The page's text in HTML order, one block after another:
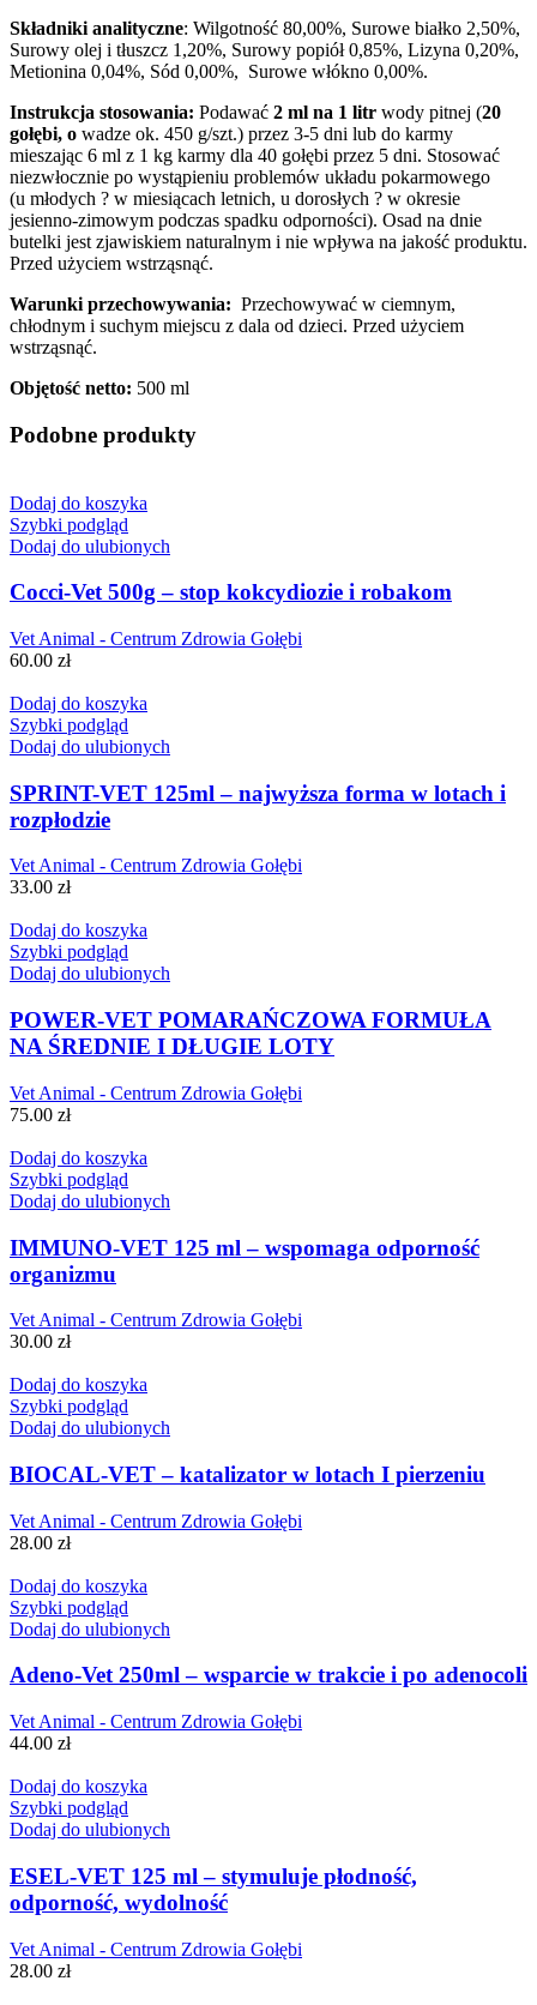
Składniki analityczne: Wilgotność 80,00%, Surowe białko 2,50%,
Surowy olej i tłuszcz 1,20%, Surowy popiół 0,85%, Lizyna 0,20%,
Metionina 0,04%, Sód 0,00%, Surowe włókno 0,00%.
Instrukcja stosowania: Podawać 2 ml na 1 litr wody pitnej (20
gołębi, o wadze ok. 450 g/szt.) przez 3-5 dni lub do karmy
mieszając 6 ml z 1 kg karmy dla 40 gołębi przez 5 dni. Stosować
niezwłocznie po wystąpieniu problemów układu pokarmowego
(u młodych ? w miesiącach letnich, u dorosłych ? w okresie
jesienno-zimowym podczas spadku odporności). Osad na dnie
butelki jest zjawiskiem naturalnym i nie wpływa na jakość produktu.
Przed użyciem wstrząsnąć.
Warunki przechowywania: Przechowywać w ciemnym,
chłodnym i suchym miejscu z dala od dzieci. Przed użyciem
wstrząsnąć.
Objętość netto: 500 ml
Podobne produkty
Dodaj do koszyka
Szybki podgląd
Dodaj do ulubionych
Cocci-Vet 500g – stop kokcydiozie i robakom
Vet Animal - Centrum Zdrowia Gołębi
60.00 zł
Dodaj do koszyka
Szybki podgląd
Dodaj do ulubionych
SPRINT-VET 125ml – najwyższa forma w lotach i
rozpłodzie
Vet Animal - Centrum Zdrowia Gołębi
33.00 zł
Dodaj do koszyka
Szybki podgląd
Dodaj do ulubionych
POWER-VET POMARAŃCZOWA FORMUŁA
NA ŚREDNIE I DŁUGIE LOTY
Vet Animal - Centrum Zdrowia Gołębi
75.00 zł
Dodaj do koszyka
Szybki podgląd
Dodaj do ulubionych
IMMUNO-VET 125 ml – wspomaga odporność
organizmu
Vet Animal - Centrum Zdrowia Gołębi
30.00 zł
Dodaj do koszyka
Szybki podgląd
Dodaj do ulubionych
BIOCAL-VET – katalizator w lotach I pierzeniu
Vet Animal - Centrum Zdrowia Gołębi
28.00 zł
Dodaj do koszyka
Szybki podgląd
Dodaj do ulubionych
Adeno-Vet 250ml – wsparcie w trakcie i po adenocoli
Vet Animal - Centrum Zdrowia Gołębi
44.00 zł
Dodaj do koszyka
Szybki podgląd
Dodaj do ulubionych
ESEL-VET 125 ml – stymuluje płodność,
odporność, wydolność
Vet Animal - Centrum Zdrowia Gołębi
28.00 zł